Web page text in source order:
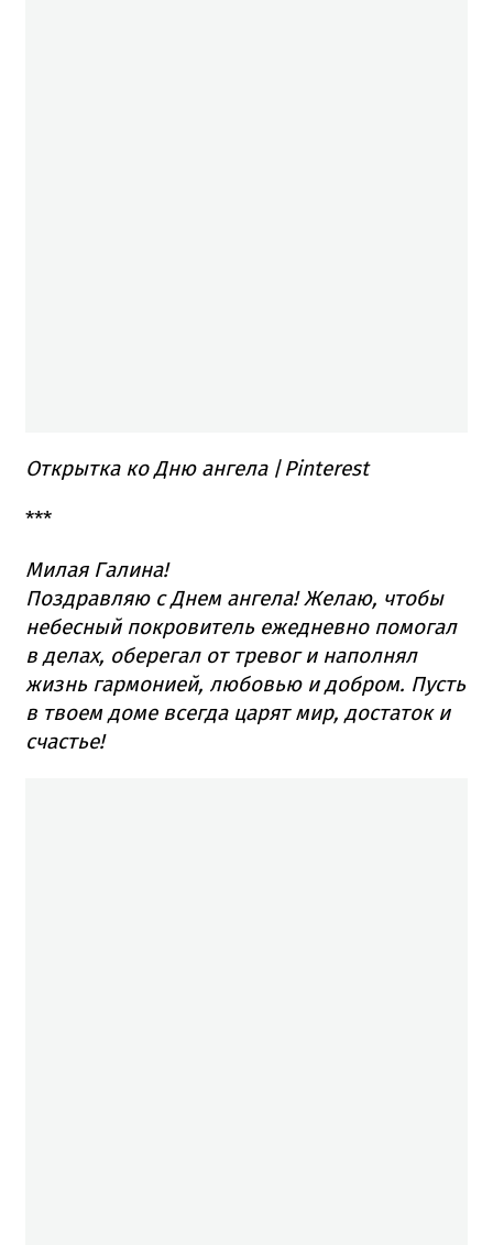
Открытка ко Дню ангела /Pinterest
***
Милая Галина!
Поздравляю с Днем ангела! Желаю, чтобы
небесный покровитель ежедневно помогал
в делах, оберегал от тревог и наполнял
жизнь гармонией, любовью и добром. Пусть
в твоем доме всегда царят мир, достаток и
счастье!